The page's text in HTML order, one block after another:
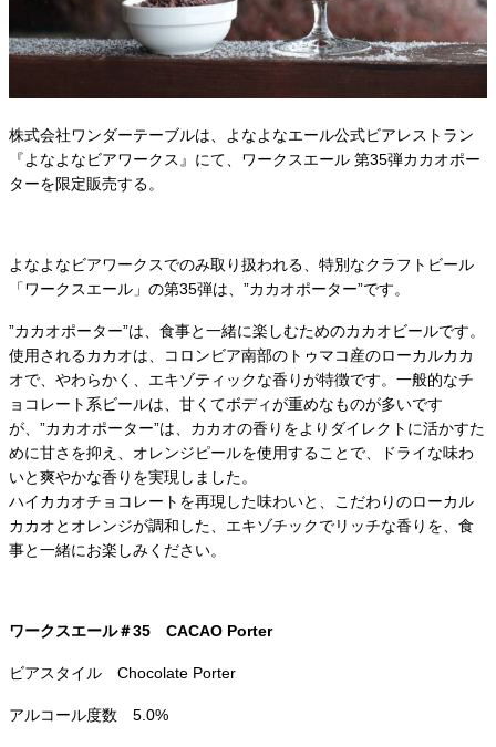
株式会社ワンダーテーブルは、よなよなエール公式ビアレストラン
『よなよなビアワークス』にて、ワークスエール 第35弾カカオポー
ターを限定販売する。
よなよなビアワークスでのみ取り扱われる、特別なクラフトビール
「ワークスエール」の第35弾は、”カカオポーター”です。
”カカオポーター”は、食事と一緒に楽しむためのカカオビールです。
使用されるカカオは、コロンビア南部のトゥマコ産のローカルカカ
オで、やわらかく、エキゾティックな香りが特徴です。一般的なチ
ョコレート系ビールは、甘くてボディが重めなものが多いです
が、”カカオポーター”は、カカオの香りをよりダイレクトに活かすた
めに甘さを抑え、オレンジピールを使用することで、ドライな味わ
いと爽やかな香りを実現しました。
ハイカカオチョコレートを再現した味わいと、こだわりのローカル
カカオとオレンジが調和した、エキゾチックでリッチな香りを、食
事と一緒にお楽しみください。
ワークスエール＃35 CACAO Porter
ビアスタイル Chocolate Porter
アルコール度数 5.0%